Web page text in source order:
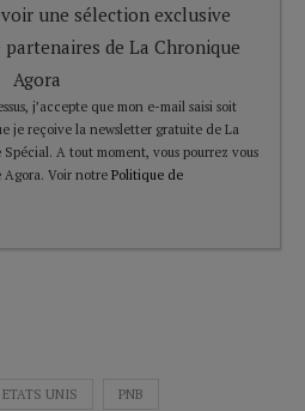
une sélection exclusive
de La Chronique
Agora
j’accepte que mon e-mail saisi soit
je reçoive la newsletter gratuite de La
A tout moment, vous pourrez vous
Agora. Voir notre Politique de
ETATS UNIS PNB